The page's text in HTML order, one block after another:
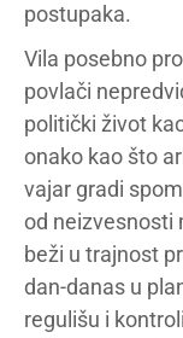
postupaka.
Vila posebno
povlači
politički život
onako kao što
vajar gradi
od neizvesnosti
beži u trajnost
dan-danas u
regulišu i